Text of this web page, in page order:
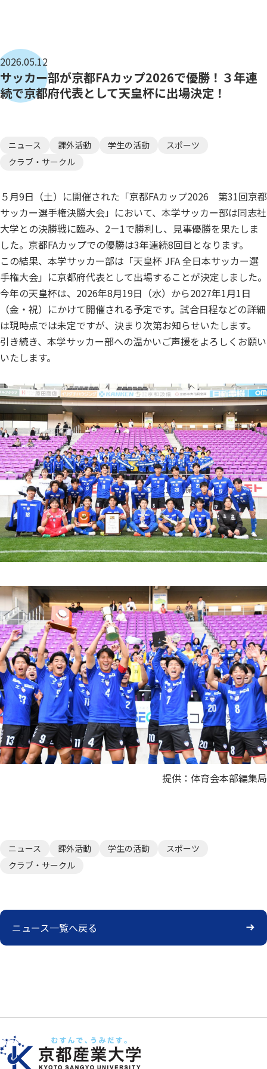
2026.05.12
サッカー部が京都FAカップ2026で優勝！３年連
続で京都府代表として天皇杯に出場決定！
ニュース 課外活動 学生の活動
スポーツ
クラブ・サークル
５月9日（土）に開催された「京都FAカップ2026 第31回京都
サッカー選手権決勝大会」において、本学サッカー部は同志社
大学との決勝戦に臨み、2－1で勝利し、見事優勝を果たしま
した。京都FAカップでの優勝は3年連続8回目となります。
この結果、本学サッカー部は「天皇杯 JFA 全日本サッカー選
手権大会」に京都府代表として出場することが決定しました。
今年の天皇杯は、2026年8月19日（水）から2027年1月1日
（金・祝）にかけて開催される予定です。試合日程などの詳細
は現時点では未定ですが、決まり次第お知らせいたします。
引き続き、本学サッカー部への温かいご声援をよろしくお願い
いたします。
提供：体育会本部編集局
ニュース 課外活動 学生の活動
スポーツ
クラブ・サークル
ニュース一覧へ戻る